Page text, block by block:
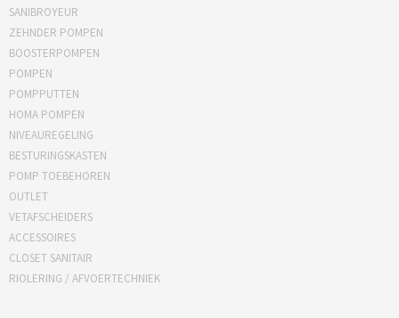
SANIBROYEUR
ZEHNDER POMPEN
BOOSTERPOMPEN
POMPEN
POMPPUTTEN
HOMA POMPEN
NIVEAUREGELING
BESTURINGSKASTEN
POMP TOEBEHOREN
OUTLET
VETAFSCHEIDERS
ACCESSOIRES
CLOSET SANITAIR
RIOLERING / AFVOERTECHNIEK